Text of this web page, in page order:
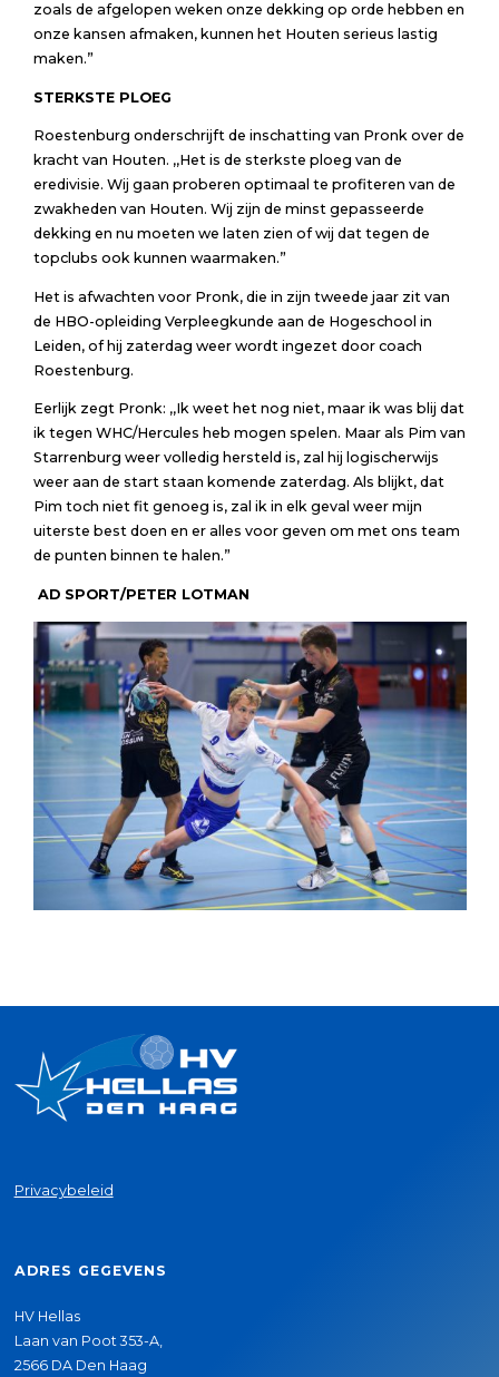
zoals de afgelopen weken onze dekking op orde hebben en
onze kansen afmaken, kunnen het Houten serieus lastig
maken.”
STERKSTE PLOEG
Roestenburg onderschrijft de inschatting van Pronk over de
kracht van Houten. ,,Het is de sterkste ploeg van de
eredivisie. Wij gaan proberen optimaal te profiteren van de
zwakheden van Houten. Wij zijn de minst gepasseerde
dekking en nu moeten we laten zien of wij dat tegen de
topclubs ook kunnen waarmaken.”
Het is afwachten voor Pronk, die in zijn tweede jaar zit van
de HBO-opleiding Verpleegkunde aan de Hogeschool in
Leiden, of hij zaterdag weer wordt ingezet door coach
Roestenburg.
Eerlijk zegt Pronk: ,,Ik weet het nog niet, maar ik was blij dat
ik tegen WHC/Hercules heb mogen spelen. Maar als Pim van
Starrenburg weer volledig hersteld is, zal hij logischerwijs
weer aan de start staan komende zaterdag. Als blijkt, dat
Pim toch niet fit genoeg is, zal ik in elk geval weer mijn
uiterste best doen en er alles voor geven om met ons team
de punten binnen te halen.”
AD SPORT/PETER LOTMAN
Privacybeleid
ADRES GEGEVENS
HV Hellas
Laan van Poot 353-A,
2566 DA Den Haag